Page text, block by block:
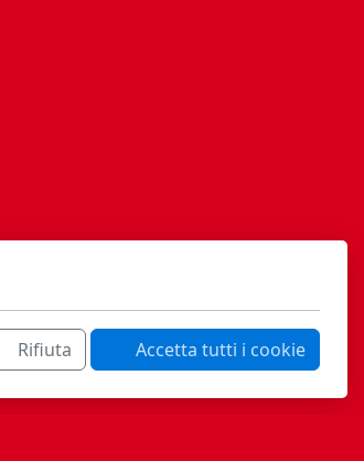
Rifiuta Accetta tutti i cookie